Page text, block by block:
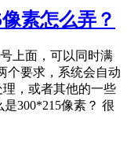
素怎么弄？
上面，可以同时满
个要求，系统会自动
，或者其他的一些
300*215像素？ 很